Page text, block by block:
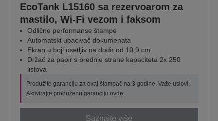
EcoTank L15160 sa rezervoarom za
mastilo, Wi-Fi vezom i faksom
Odlične performanse štampe
Automatski ubacivač dokumenata
Ekran u boji osetljiv na dodir od 10,9 cm
Držač za papir s prednje strane kapaciteta 2x 250
listova
Produžite garanciju za ovaj štampač na 3 godine. Važe uslovi.
Aktivirajte produženu garanciju ovde
Saznajte više